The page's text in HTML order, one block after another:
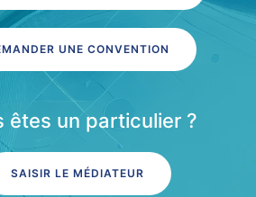
UNE CONVENTION
êtes un particulier ?
SAISIR LE MÉDIATEUR